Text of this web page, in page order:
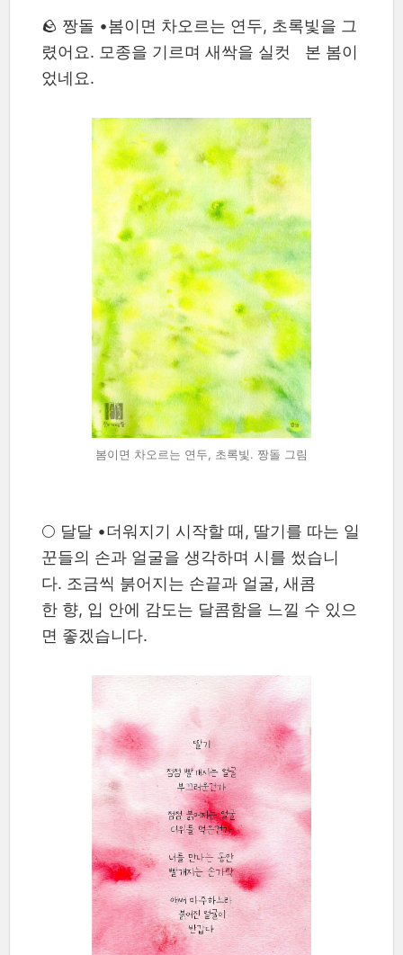
🪨 짱돌 •봄이면 차오르는 연두, 초록빛을 그
렸어요. 모종을 기르며 새싹을 실컷 본 봄이
었네요.
봄이면 차오르는 연두, 초록빛. 짱돌 그림
🌕 달달 •더워지기 시작할 때, 딸기를 따는 일
꾼들의 손과 얼굴을 생각하며 시를 썼습니
다. 조금씩 붉어지는 손끝과 얼굴, 새콤
한 향, 입 안에 감도는 달콤함을 느낄 수 있으
면 좋겠습니다.